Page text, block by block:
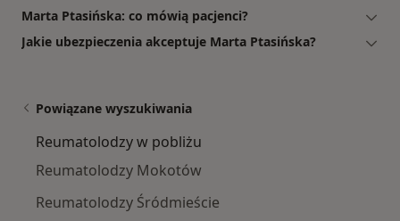
Marta Ptasińska: co mówią pacjenci?
Jakie ubezpieczenia akceptuje Marta Ptasińska?
Powiązane wyszukiwania
Reumatolodzy w pobliżu
Reumatolodzy Mokotów
Reumatolodzy Śródmieście